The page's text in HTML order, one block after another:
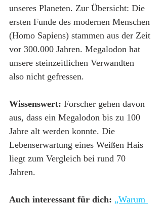
unseres Planeten. Zur Übersicht: Die
ersten Funde des modernen Menschen
(Homo Sapiens) stammen aus der Zeit
vor 300.000 Jahren. Megalodon hat
unsere steinzeitlichen Verwandten
also nicht gefressen.
Wissenswert: Forscher gehen davon
aus, dass ein Megalodon bis zu 100
Jahre alt werden konnte. Die
Lebenserwartung eines Weißen Hais
liegt zum Vergleich bei rund 70
Jahren.
Auch interessant für dich: „Warum